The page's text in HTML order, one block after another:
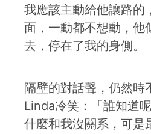
我應該主動給他讓路的
面，一動都不想動，他
去，停在了我的身側。
隔壁的對話聲，仍然時
Linda冷笑：「誰知道
什麼和我沒關系，可是